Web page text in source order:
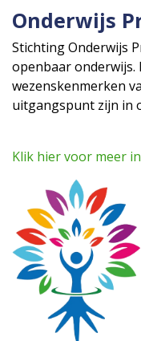
Onderwijs
Stichting Onderwijs
openbaar onderwijs.
wezenskenmerken
uitgangspunt zijn in
Klik hier voor meer